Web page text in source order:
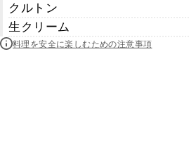
クルトン
生クリーム
料理を安全に楽しむための注意事項